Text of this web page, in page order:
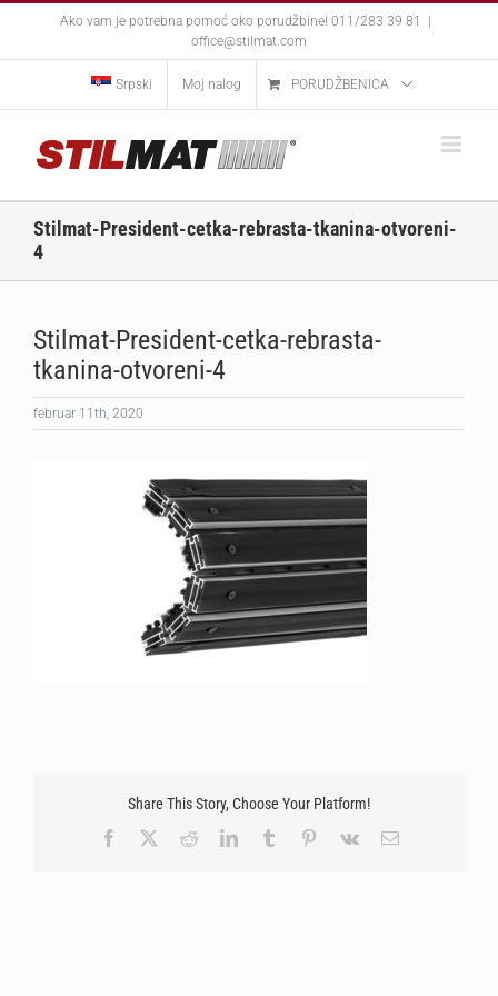
Ako vam je potrebna pomoć oko porudžbine! 011/283 39 81
office@stilmat.com
Srpski Moj nalog PORUDŽBENICA
Stilmat-President-cetka-rebrasta-tkanina-otvoreni-
4
Stilmat-President-cetka-rebrasta-
tkanina-otvoreni-4
februar 11th, 2020
Share This Story, Choose Your Platform!
Facebook
RedditLinkedInTumblr Pinterest
Vk Email